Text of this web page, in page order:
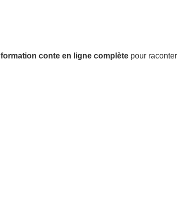
formation conte en ligne complète pour raconter